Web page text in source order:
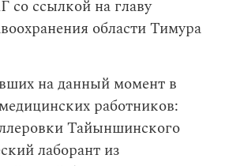
со ссылкой на главу
области Тимура
на данный момент в
работников:
Тайыншинского
лаборант из